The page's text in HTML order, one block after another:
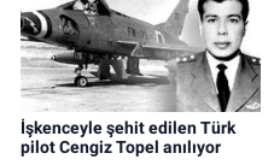
İşkenceyle şehit edilen Türk
pilot Cengiz Topel anılıyor